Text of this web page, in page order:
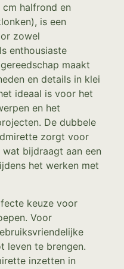
halfrond en
is een
zowel
enthousiaste
maakt
en details in klei
ideaal is voor het
en het
De dubbele
zorgt voor
bijdraagt aan een
het werken met
keuze voor
Voor
leven te brengen.
inzetten in